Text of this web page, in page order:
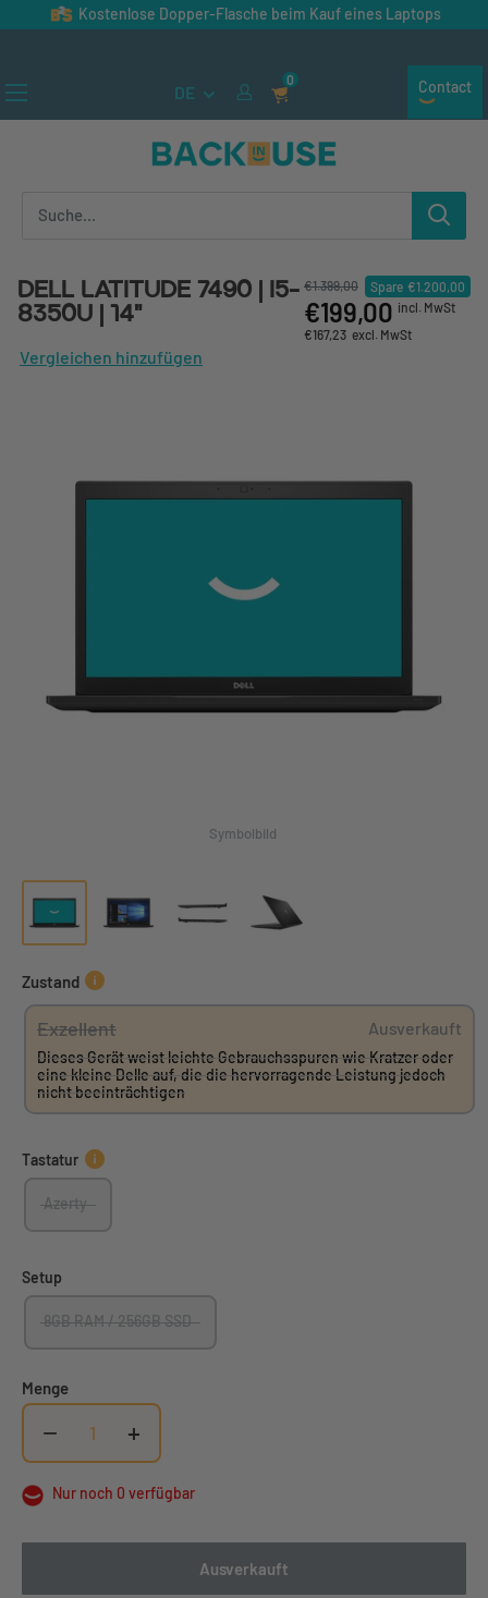
Direkt zum InhaltKostenlose Dopper-Flasche beim Kauf eines Laptops
Back in Use
DE
0 Contact
Dell Latitude 7490 | i5-
8350U | 14"
€1.399,00 Spare €1.200,00
€199,00 incl. MwSt
€167,23 excl. MwSt
Vergleichen hinzufügen
Symbolbild
Zustand
Exzellent Ausverkauft
Dieses Gerät weist leichte Gebrauchsspuren wie Kratzer oder
eine kleine Delle auf, die die hervorragende Leistung jedoch
nicht beeinträchtigen
Tastatur
Azerty
Setup
8GB RAM / 256GB SSD
Menge
− +
Nur noch 0 verfügbar
Ausverkauft